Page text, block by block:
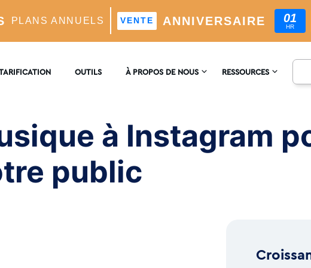
PLANS ANNUELS ANNIVERSAIRE
VENTE 01
HR
Par L'IA
OUTILS À PROPOS DE NOUS
CONTACTER
RESSOURCES
BLOG
à Instagram
public